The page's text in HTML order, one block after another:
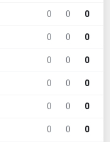
0 0 0
0 0 0
0 0 0
0 0 0
0 0 0
0 0 0